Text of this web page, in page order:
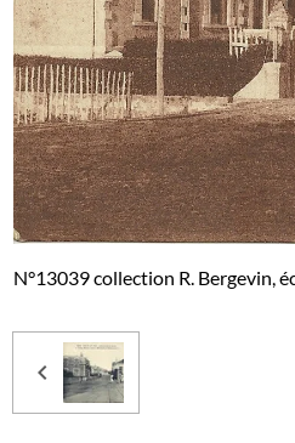
N°13039 collection R. Bergevin,